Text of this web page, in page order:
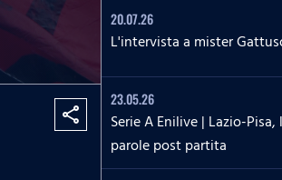
share
20.07.26
L'intervista a mister
23.05.26
Serie A Enilive | Lazio-Pisa,
parole post partita